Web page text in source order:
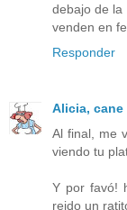
debajo de la
venden en
Responder
Alicia, cane
Al final, me
viendo tu
Y por favó!
reido un